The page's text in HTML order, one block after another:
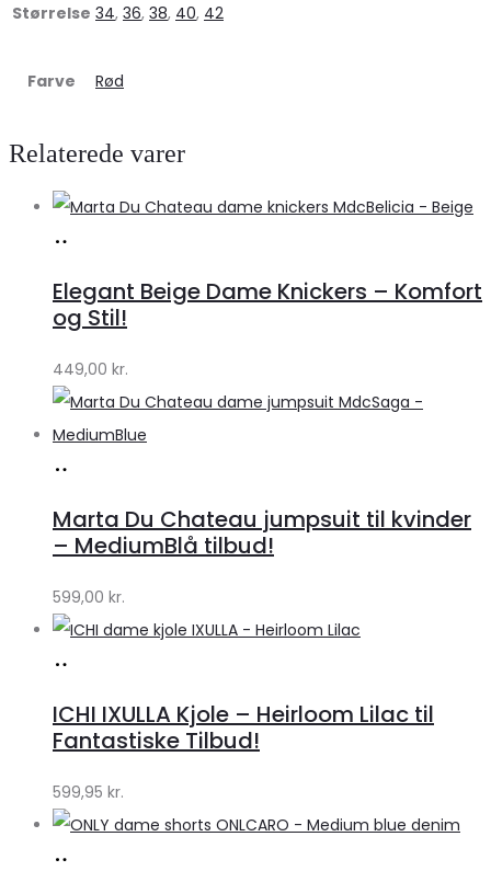
Størrelse 34, 36, 38, 40, 42
Farve Rød
Relaterede varer
Klædeskabet.dk
Elegant Beige Dame Knickers – Komfort
og Stil!
449,00 kr.
Klædeskabet.dk
Marta Du Chateau jumpsuit til kvinder
– MediumBlå tilbud!
599,00 kr.
Klædeskabet.dk
ICHI IXULLA Kjole – Heirloom Lilac til
Fantastiske Tilbud!
599,95 kr.